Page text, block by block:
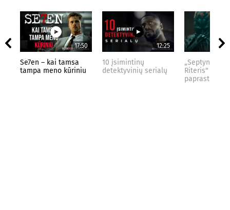
17:50
Se7en – kai tamsa
tampa meno kūriniu
12:25
10 įsimintinų
detektyvinių serialų
„Septynių
Riteris" – kai
paprastumas